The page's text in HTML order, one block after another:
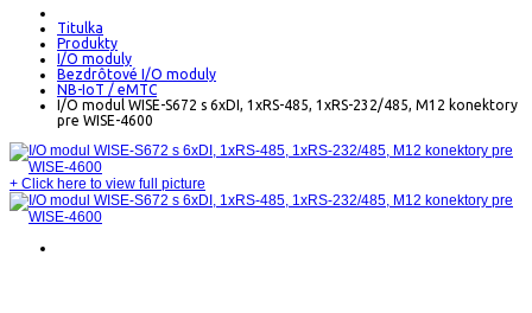
Titulka
Produkty
I/O moduly
Bezdrôtové I/O moduly
NB-IoT / eMTC
I/O modul WISE-S672 s 6xDI, 1xRS-485, 1xRS-232/485, M12 konektory
pre WISE-4600
+ Click here to view full picture